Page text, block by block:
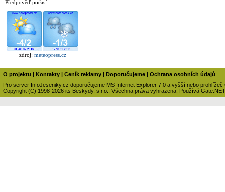
Předpověď počasí
zdroj: meteopress.cz
O projektu | Kontakty | Ceník reklamy | Doporučujeme | Ochrana osobních údajů
Pro server InfoJeseniky.cz doporučujeme MS Internet Explorer 7.0 a vyšší nebo prohlížeč
Copyright (C) 1998-2026 its Beskydy, s.r.o., Všechna práva vyhrazena. Používá